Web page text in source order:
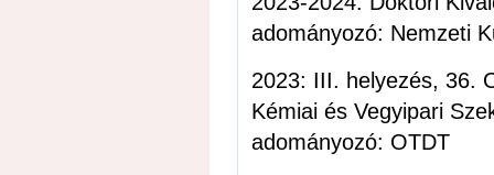
adományozó: Nemzeti
2023: III. helyezés, 36.
Kémiai és Vegyipari
adományozó: OTDT